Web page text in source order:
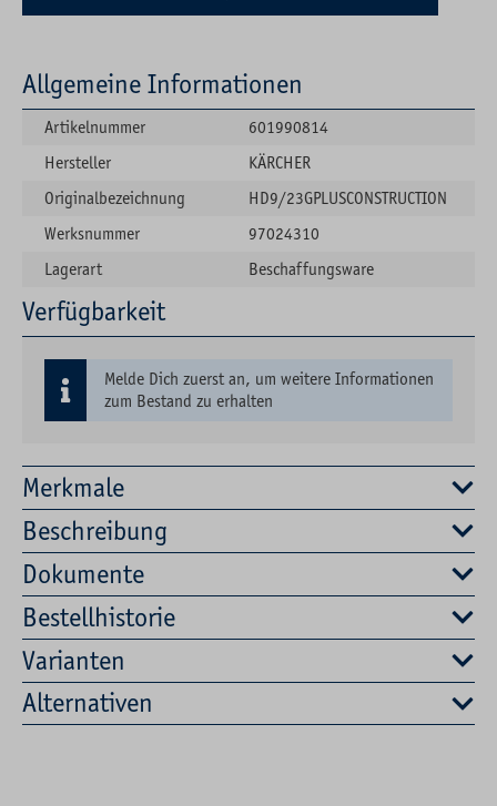
Merkmale
Beschreibung
Dokumente
Bestellhistorie
Varianten
Alternativen
Allgemeine Informationen
Artikelnummer
601990814
Hersteller
KÄRCHER
Originalbezeichnung
HD9/23GPLUSCONSTRUCTION
Werksnummer
97024310
Lagerart
Beschaffungsware
Verfügbarkeit
Melde Dich zuerst an, um weitere Informationen
zum Bestand zu erhalten